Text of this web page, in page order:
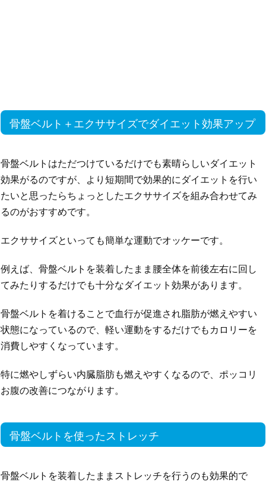
骨盤ベルト＋エクササイズでダイエット効果アップ
骨盤ベルトはただつけているだけでも素晴らしいダイエット
効果がるのですが、より短期間で効果的にダイエットを行い
たいと思ったらちょっとしたエクササイズを組み合わせてみ
るのがおすすめです。
エクササイズといっても簡単な運動でオッケーです。
例えば、骨盤ベルトを装着したまま腰全体を前後左右に回し
てみたりするだけでも十分なダイエット効果があります。
骨盤ベルトを着けることで血行が促進され脂肪が燃えやすい
状態になっているので、軽い運動をするだけでもカロリーを
消費しやすくなっています。
特に燃やしずらい内臓脂肪も燃えやすくなるので、ポッコリ
お腹の改善につながります。
骨盤ベルトを使ったストレッチ
骨盤ベルトを装着したままストレッチを行うのも効果的で